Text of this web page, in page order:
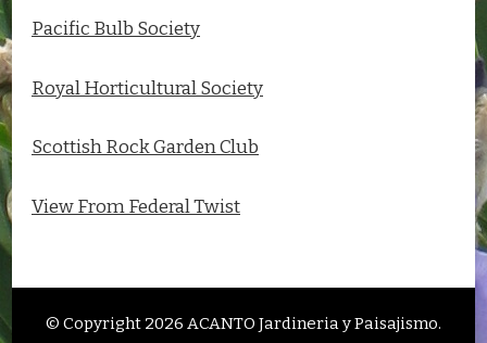
Pacific Bulb Society
Royal Horticultural Society
Scottish Rock Garden Club
View From Federal Twist
© Copyright 2026 ACANTO Jardineria y Paisajismo.